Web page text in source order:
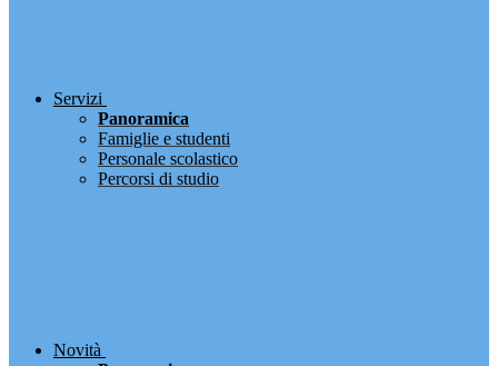
Servizi
Panoramica
Famiglie e studenti
Personale scolastico
Percorsi di studio
Novità